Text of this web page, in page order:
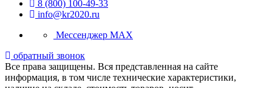
8 (800) 100-49-33
info@kr2020.ru
Мессенджер MAX
обратный звонок
Все права защищены. Вся представленная на сайте
информация, в том числе технические характеристики,